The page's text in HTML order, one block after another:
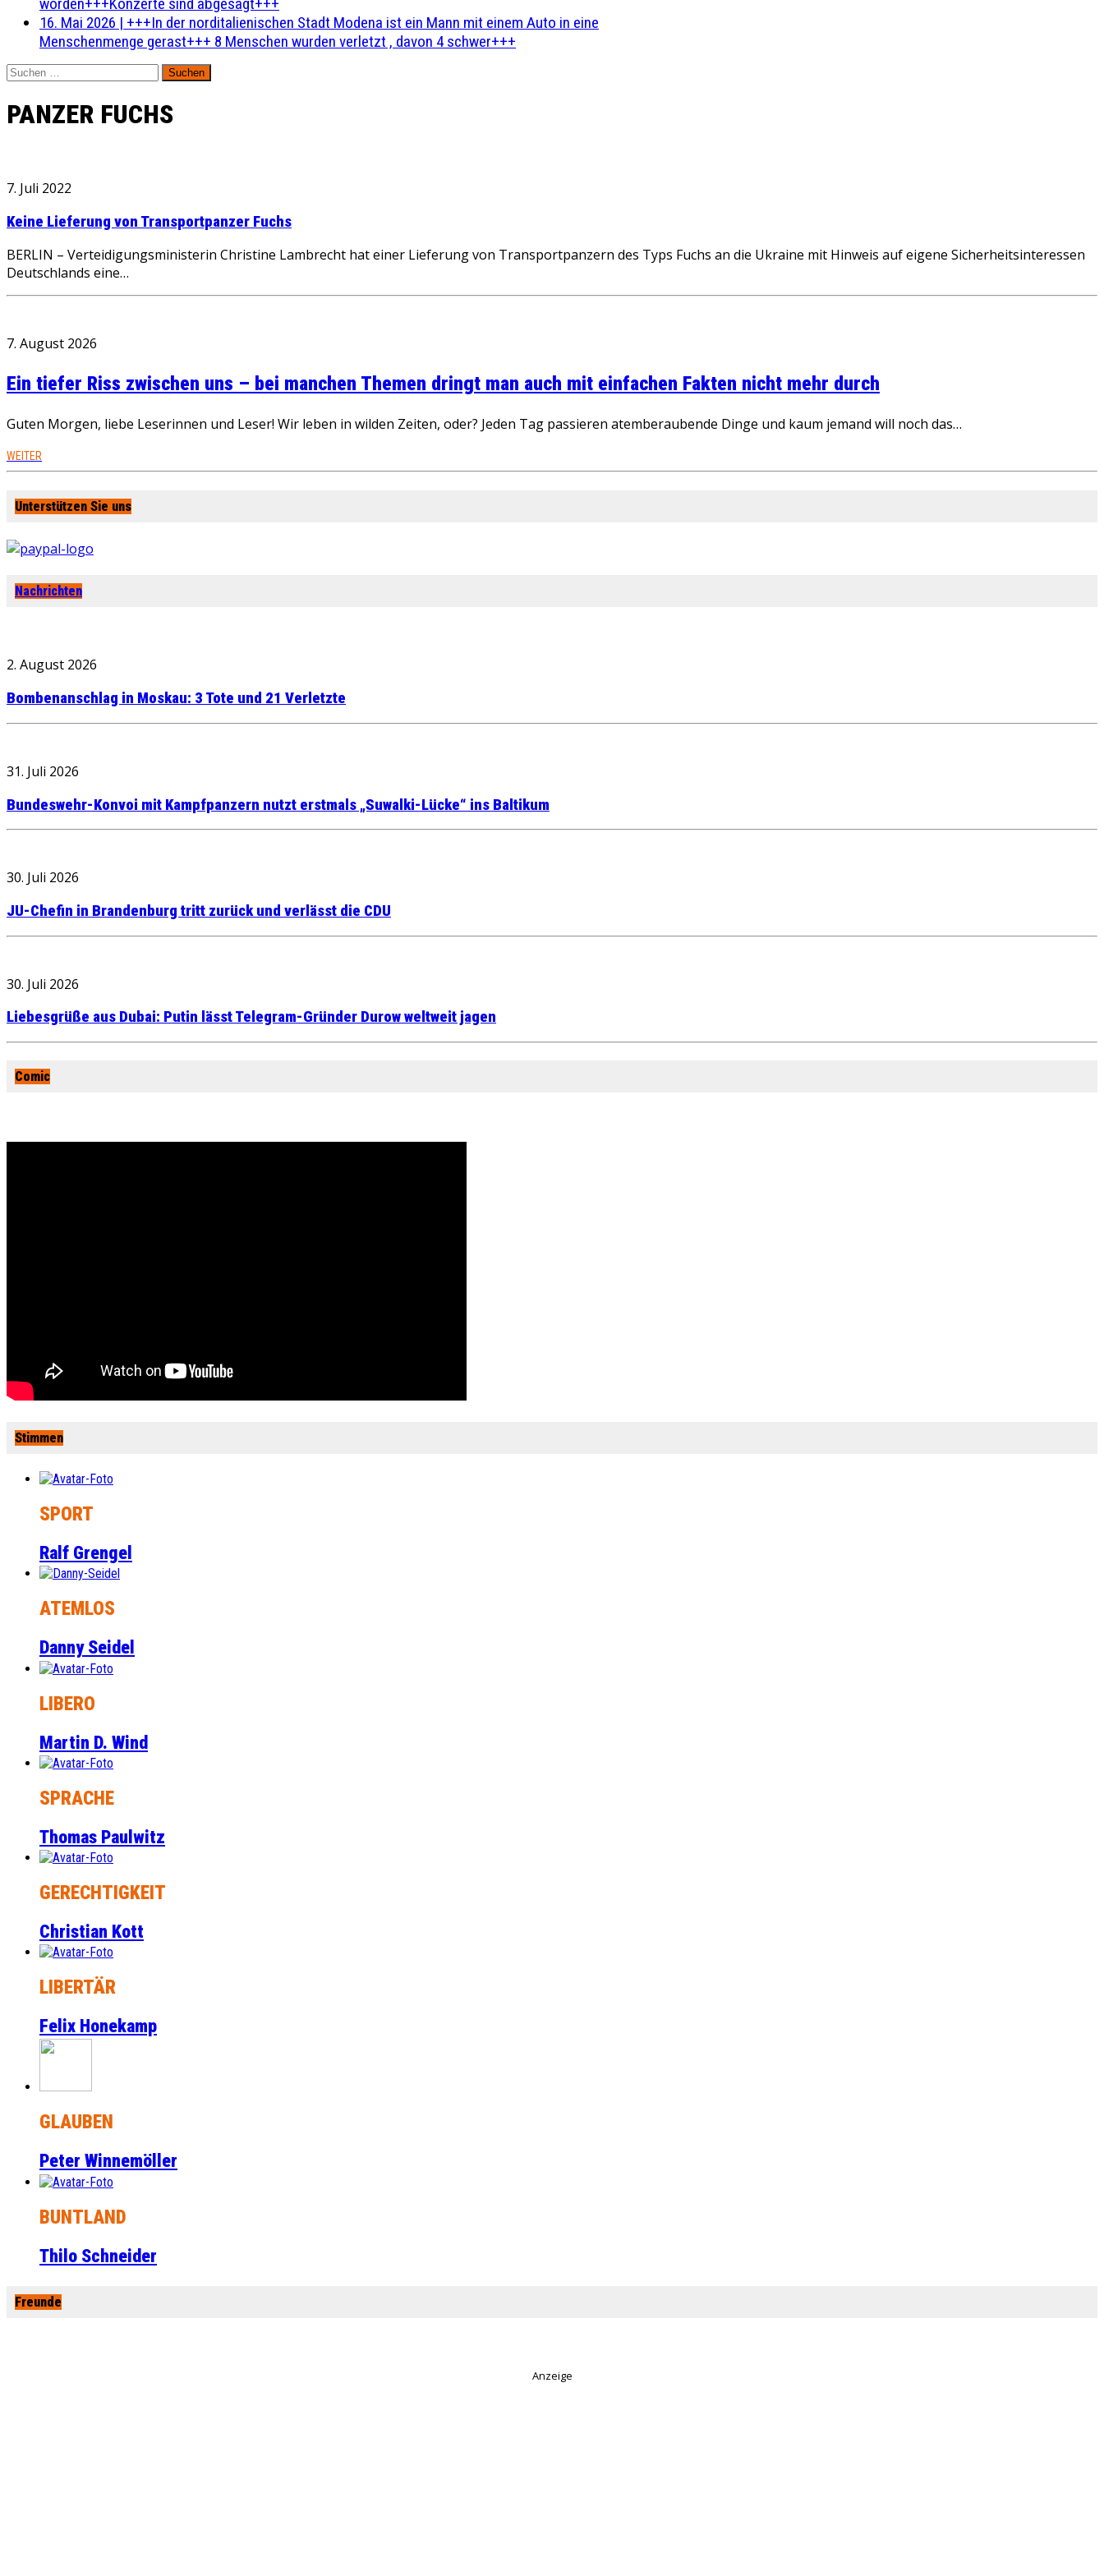
16. Mai 2026 | +++In der norditalienischen Stadt Modena ist ein Mann mit einem Auto in eine
Menschenmenge gerast+++ 8 Menschen wurden verletzt , davon 4 schwer+++
Suchen
nach:
PANZER FUCHS
7. Juli 2022
Keine Lieferung von Transportpanzer Fuchs
BERLIN – Verteidigungsministerin Christine Lambrecht hat einer Lieferung von Transportpanzern des Typs Fuchs an die Ukraine mit Hinweis auf eigene Sicherheitsinteressen
Deutschlands eine…
7. August 2026
Ein tiefer Riss zwischen uns – bei manchen Themen dringt man auch mit einfachen Fakten nicht mehr durch
Guten Morgen, liebe Leserinnen und Leser! Wir leben in wilden Zeiten, oder? Jeden Tag passieren atemberaubende Dinge und kaum jemand will noch das…
WEITER
Unterstützen Sie uns
Nachrichten
2. August 2026
Bombenanschlag in Moskau: 3 Tote und 21 Verletzte
31. Juli 2026
Bundeswehr-Konvoi mit Kampfpanzern nutzt erstmals „Suwalki-Lücke“ ins Baltikum
30. Juli 2026
JU-Chefin in Brandenburg tritt zurück und verlässt die CDU
30. Juli 2026
Liebesgrüße aus Dubai: Putin lässt Telegram-Gründer Durow weltweit jagen
Comic
Stimmen
SPORT
Ralf Grengel
ATEMLOS
Danny Seidel
LIBERO
Martin D. Wind
SPRACHE
Thomas Paulwitz
GERECHTIGKEIT
Christian Kott
LIBERTÄR
Felix Honekamp
GLAUBEN
Peter Winnemöller
BUNTLAND
Thilo Schneider
Freunde
Anzeige